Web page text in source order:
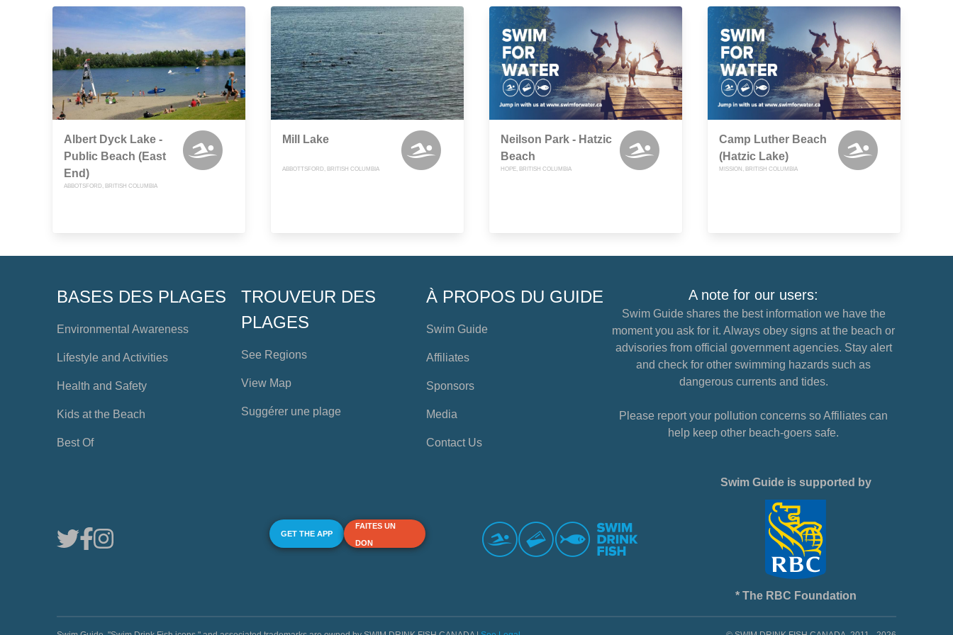
Albert Dyck Lake -
Public Beach (East
End)
ABBOTSFORD, BRITISH COLUMBIA
Mill Lake
ABBOTTSFORD, BRITISH COLUMBIA
Neilson Park - Hatzic
Beach
HOPE, BRITISH COLUMBIA
Camp Luther Beach
(Hatzic Lake)
MISSION, BRITISH COLUMBIA
BASES DES PLAGES
Environmental Awareness
Lifestyle and Activities
Health and Safety
Kids at the Beach
Best Of
TROUVEUR DES
PLAGES
See Regions
View Map
Suggérer une plage
À PROPOS DU GUIDE
Swim Guide
Affiliates
Sponsors
Media
Contact Us
A note for our users:
Swim Guide shares the best information we have the
moment you ask for it. Always obey signs at the beach or
advisories from official government agencies. Stay alert
and check for other swimming hazards such as
dangerous currents and tides.
Please report your pollution concerns so Affiliates can
help keep other beach-goers safe.
GET THE APP
FAITES UN
DON
Swim Guide is supported by
* The RBC Foundation